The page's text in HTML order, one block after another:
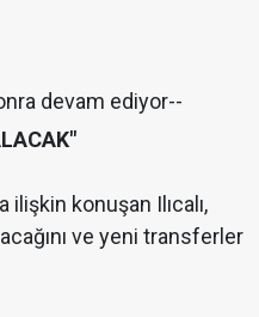
devam ediyor--
ilişkin konuşan Ilıcalı,
ve yeni transferler